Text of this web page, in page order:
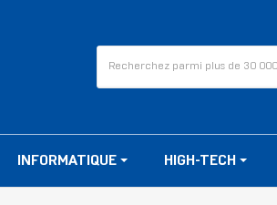
INFORMATIQUE HIGH-TECH